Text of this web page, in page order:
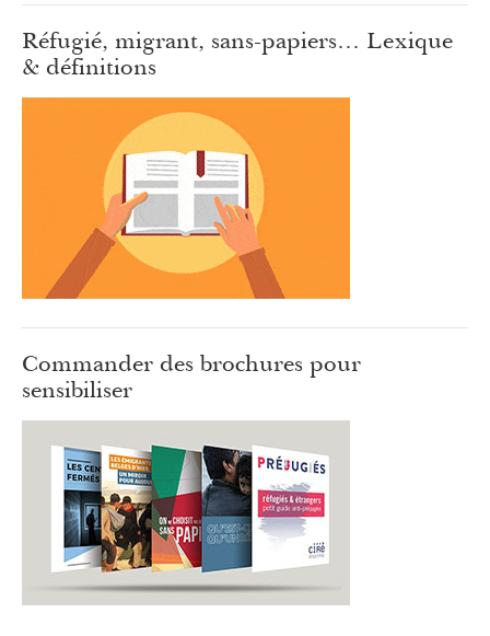
Réfugié, migrant, sans-papiers… Lexique
& définitions
Commander des brochures pour
sensibiliser